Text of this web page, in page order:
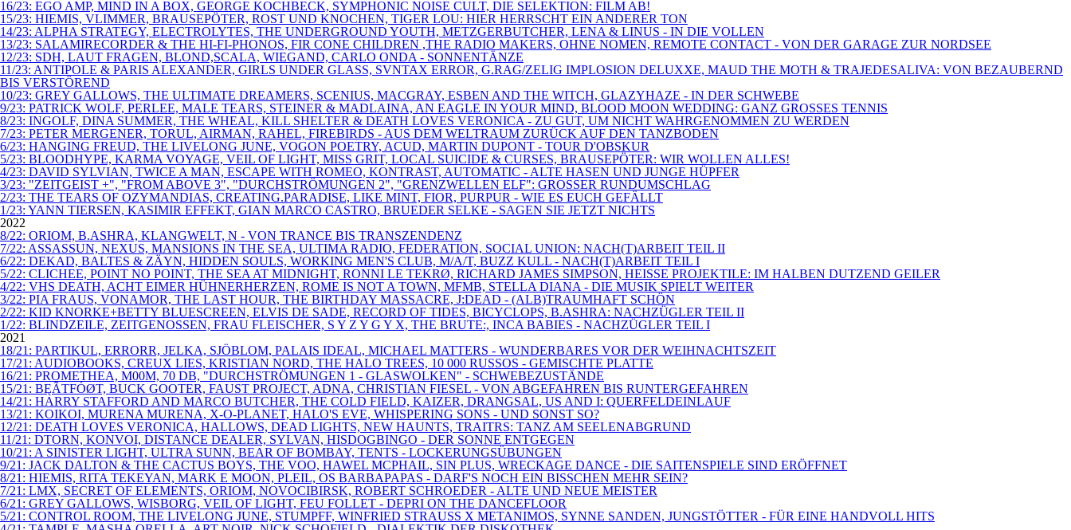
16/23: EGO AMP, MIND IN A BOX, GEORGE KOCHBECK, SYMPHONIC NOISE CULT, DIE SELEKTION: FILM AB!
15/23: HIEMIS, VLIMMER, BRAUSEPÖTER, ROST UND KNOCHEN, TIGER LOU: HIER HERRSCHT EIN ANDERER TON
14/23: ALPHA STRATEGY, ELECTROLYTES, THE UNDERGROUND YOUTH, METZGERBUTCHER, LENA & LINUS - IN DIE VOLLEN
13/23: SALAMIRECORDER & THE HI-FI-PHONOS, FIR CONE CHILDREN ,THE RADIO MAKERS, OHNE NOMEN, REMOTE CONTACT - VON DER GARAGE ZUR NORDSEE
12/23: SDH, LAUT FRAGEN, BLOND,SCALA, WIEGAND, CARLO ONDA - SONNENTÄNZE
11/23: ANTIPOLE & PARIS ALEXANDER, GIRLS UNDER GLASS, SVNTAX ERROR, G.RAG/ZELIG IMPLOSION DELUXXE, MAUD THE MOTH & TRAJEDESALIVA: VON BEZAUBERND
BIS VERSTÖREND
10/23: GREY GALLOWS, THE ULTIMATE DREAMERS, SCENIUS, MACGRAY, ESBEN AND THE WITCH, GLAZYHAZE - IN DER SCHWEBE
9/23: PATRICK WOLF, PERLEE, MALE TEARS, STEINER & MADLAINA, AN EAGLE IN YOUR MIND, BLOOD MOON WEDDING: GANZ GROSSES TENNIS
8/23: INGOLF, DINA SUMMER, THE WHEAL, KILL SHELTER & DEATH LOVES VERONICA - ZU GUT, UM NICHT WAHRGENOMMEN ZU WERDEN
7/23: PETER MERGENER, TORUL, AIRMAN, RAHEL, FIREBIRDS - AUS DEM WELTRAUM ZURÜCK AUF DEN TANZBODEN
6/23: HANGING FREUD, THE LIVELONG JUNE, VOGON POETRY, ACUD, MARTIN DUPONT - TOUR D'OBSKUR
5/23: BLOODHYPE, KARMA VOYAGE, VEIL OF LIGHT, MISS GRIT, LOCAL SUICIDE & CURSES, BRAUSEPÖTER: WIR WOLLEN ALLES!
4/23: DAVID SYLVIAN, TWICE A MAN, ESCAPE WITH ROMEO, KONTRAST, AUTOMATIC - ALTE HASEN UND JUNGE HÜPFER
3/23: "ZEITGEIST +", "FROM ABOVE 3", "DURCHSTRÖMUNGEN 2", "GRENZWELLEN ELF": GROSSER RUNDUMSCHLAG
2/23: THE TEARS OF OZYMANDIAS, CREATING.PARADISE, LIKE MINT, FIOR, PURPUR - WIE ES EUCH GEFÄLLT
1/23: YANN TIERSEN, KASIMIR EFFEKT, GIAN MARCO CASTRO, BRUEDER SELKE - SAGEN SIE JETZT NICHTS
2022
8/22: ORIOM, B.ASHRA, KLANGWELT, N - VON TRANCE BIS TRANSZENDENZ
7/22: ASSASSUN, NEXUS, MANSIONS IN THE SEA, ULTIMA RADIO, FEDERATION, SOCIAL UNION: NACH(T)ARBEIT TEIL II
6/22: DEKAD, BALTES & ZÄYN, HIDDEN SOULS, WORKING MEN'S CLUB, M/A/T, BUZZ KULL - NACH(T)ARBEIT TEIL I
5/22: CLICHEE, POINT NO POINT, THE SEA AT MIDNIGHT, RONNI LE TEKRØ, RICHARD JAMES SIMPSON, HEISSE PROJEKTILE: IM HALBEN DUTZEND GEILER
4/22: VHS DEATH, ACHT EIMER HÜHNERHERZEN, ROME IS NOT A TOWN, MFMB, STELLA DIANA - DIE MUSIK SPIELT WEITER
3/22: PIA FRAUS, VONAMOR, THE LAST HOUR, THE BIRTHDAY MASSACRE, J:DEAD - (ALB)TRAUMHAFT SCHÖN
2/22: KID KNORKE+BETTY BLUESCREEN, ELVIS DE SADE, RECORD OF TIDES, BICYCLOPS, B.ASHRA: NACHZÜGLER TEIL II
1/22: BLINDZEILE, ZEITGENOSSEN, FRAU FLEISCHER, S Y Z Y G Y X, THE BRUTE:, INCA BABIES - NACHZÜGLER TEIL I
2021
18/21: PARTIKUL, ERRORR, JELKA, SJÖBLOM, PALAIS IDEAL, MICHAEL MATTERS - WUNDERBARES VOR DER WEIHNACHTSZEIT
17/21: AUDIOBOOKS, CREUX LIES, KRISTIAN NORD, THE HALO TREES, 10 000 RUSSOS - GEMISCHTE PLATTE
16/21: PROMETHEA, M00M, 70 DB, "DURCHSTRÖMUNGEN 1 - GLASWOLKEN" - SCHWEBEZUSTÄNDE
15/21: BĘÃTFÓØT, BUCK GOOTER, FAUST PROJECT, ADNA, CHRISTIAN FIESEL - VON ABGEFAHREN BIS RUNTERGEFAHREN
14/21: HARRY STAFFORD AND MARCO BUTCHER, THE COLD FIELD, KAIZER, DRANGSAL, US AND I: QUERFELDEINLAUF
13/21: KOIKOI, MURENA MURENA, X-O-PLANET, HALO'S EVE, WHISPERING SONS - UND SONST SO?
12/21: DEATH LOVES VERONICA, HALLOWS, DEAD LIGHTS, NEW HAUNTS, TRAITRS: TANZ AM SEELENABGRUND
11/21: DTORN, KONVOI, DISTANCE DEALER, SYLVAN, HISDOGBINGO - DER SONNE ENTGEGEN
10/21: A SINISTER LIGHT, ULTRA SUNN, BEAR OF BOMBAY, TENTS - LOCKERUNGSÜBUNGEN
9/21: JACK DALTON & THE CACTUS BOYS, THE VOO, HAWEL MCPHAIL, SIN PLUS, WRECKAGE DANCE - DIE SAITENSPIELE SIND ERÖFFNET
8/21: HIEMIS, RITA TEKEYAN, MARK E MOON, PLEIL, OS BARBAPAPAS - DARF'S NOCH EIN BISSCHEN MEHR SEIN?
7/21: LMX, SECRET OF ELEMENTS, ORIOM, NOVOCIBIRSK, ROBERT SCHROEDER - ALTE UND NEUE MEISTER
6/21: GREY GALLOWS, WISBORG, VEIL OF LIGHT, FEU FOLLET - DEPRI ON THE DANCEFLOOR
5/21: CONTROL ROOM, THE LIVELONG JUNE, STUMPFF, WINFRIED STRAUSS X METANIMOS, SYNNE SANDEN, JUNGSTÖTTER - FÜR EINE HANDVOLL HITS